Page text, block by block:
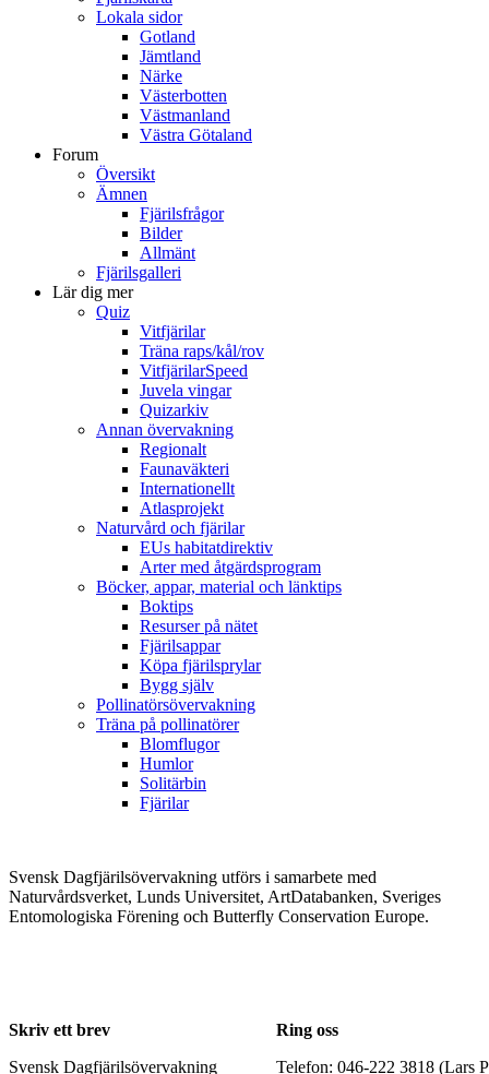
Lokala sidor
Gotland
Jämtland
Närke
Västerbotten
Västmanland
Västra Götaland
Forum
Översikt
Ämnen
Fjärilsfrågor
Bilder
Allmänt
Fjärilsgalleri
Lär dig mer
Quiz
Vitfjärilar
Träna raps/kål/rov
VitfjärilarSpeed
Juvela vingar
Quizarkiv
Annan övervakning
Regionalt
Faunaväkteri
Internationellt
Atlasprojekt
Naturvård och fjärilar
EUs habitatdirektiv
Arter med åtgärdsprogram
Böcker, appar, material och länktips
Boktips
Resurser på nätet
Fjärilsappar
Köpa fjärilsprylar
Bygg själv
Pollinatörsövervakning
Träna på pollinatörer
Blomflugor
Humlor
Solitärbin
Fjärilar
Svensk Dagfjärilsövervakning utförs i samarbete med
Naturvårdsverket, Lunds Universitet, ArtDatabanken, Sveriges
Entomologiska Förening och Butterfly Conservation Europe.
Skriv ett brev
Svensk Dagfjärilsövervakning
Ring oss
Telefon: 046-222 3818 (Lars